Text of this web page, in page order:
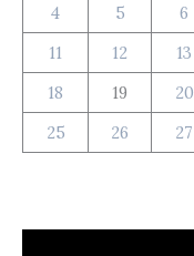
4
5 6
11
12 13
18
19 20
25
26 27